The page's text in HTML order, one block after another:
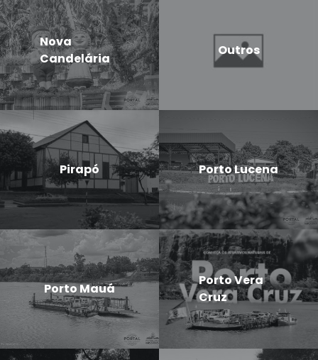
Nova
Candelária
Outros
Pirapó Porto Lucena
Porto Mauá
Porto Vera
Cruz